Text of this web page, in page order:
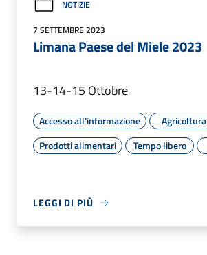
NOTIZIE
7 SETTEMBRE 2023
Limana Paese del Miele 2023
13-14-15 Ottobre
Accesso all'informazione
Agricoltura
Prodotti alimentari
Tempo libero
LEGGI DI PIÙ